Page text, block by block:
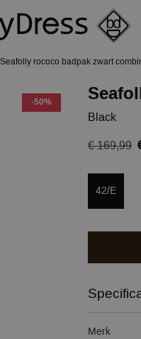
Seafolly rococo badpak zwart
-50%
Black
€ 169,99
42/E
Merk